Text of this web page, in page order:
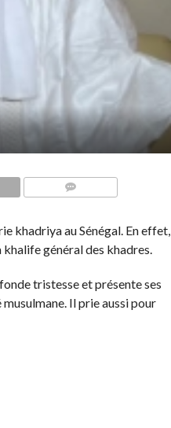
khadriya au Sénégal. En effet,
général des khadres.
tristesse et présente ses
Il prie aussi pour